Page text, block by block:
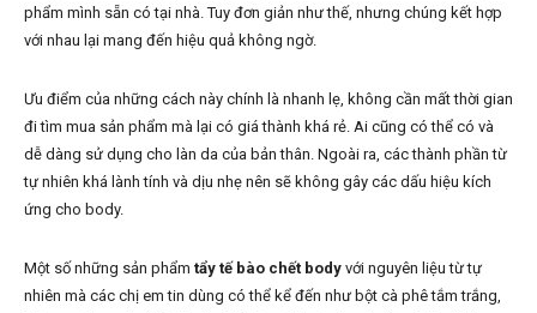
phẩm mình sẵn có tại nhà. Tuy đơn giản như thế, nhưng chúng kết hợp
với nhau lại mang đến hiệu quả không ngờ.
Ưu điểm của những cách này chính là nhanh lẹ, không cần mất thời gian
đi tìm mua sản phẩm mà lại có giá thành khá rẻ. Ai cũng có thể có và
dễ dàng sử dụng cho làn da của bản thân. Ngoài ra, các thành phần từ
tự nhiên khá lành tính và dịu nhẹ nên sẽ không gây các dấu hiệu kích
ứng cho body.
Một số những sản phẩm tẩy tế bào chết body với nguyên liệu từ tự
nhiên mà các chị em tin dùng có thể kể đến như bột cà phê tắm trắng,